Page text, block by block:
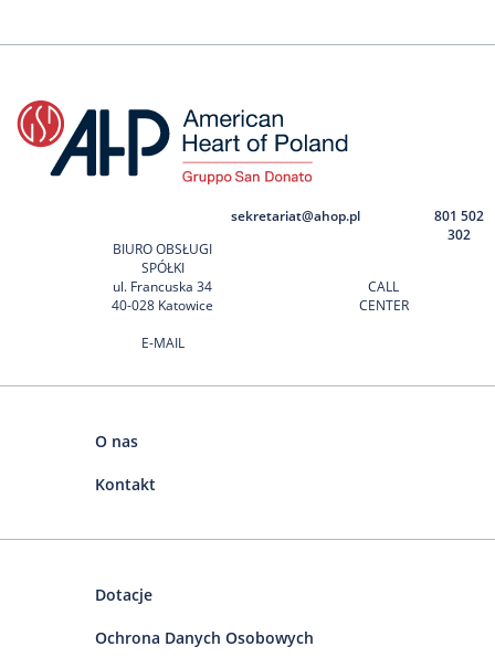
BIURO OBSŁUGI
SPÓŁKI
ul. Francuska 34
40-028 Katowice
E-MAIL
sekretariat@ahop.pl
CALL
CENTER
801 502
302
O nas
Kontakt
Dotacje
Ochrona Danych Osobowych